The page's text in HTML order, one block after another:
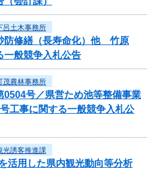
呂土木事務所
防修繕（長寿命化）他 竹原
般競争入札公告
茂農林事務所
0504号／県営ため池等整備事業
工事に関する一般競争入札公
光誘客推進課
活用した県内観光動向等分析